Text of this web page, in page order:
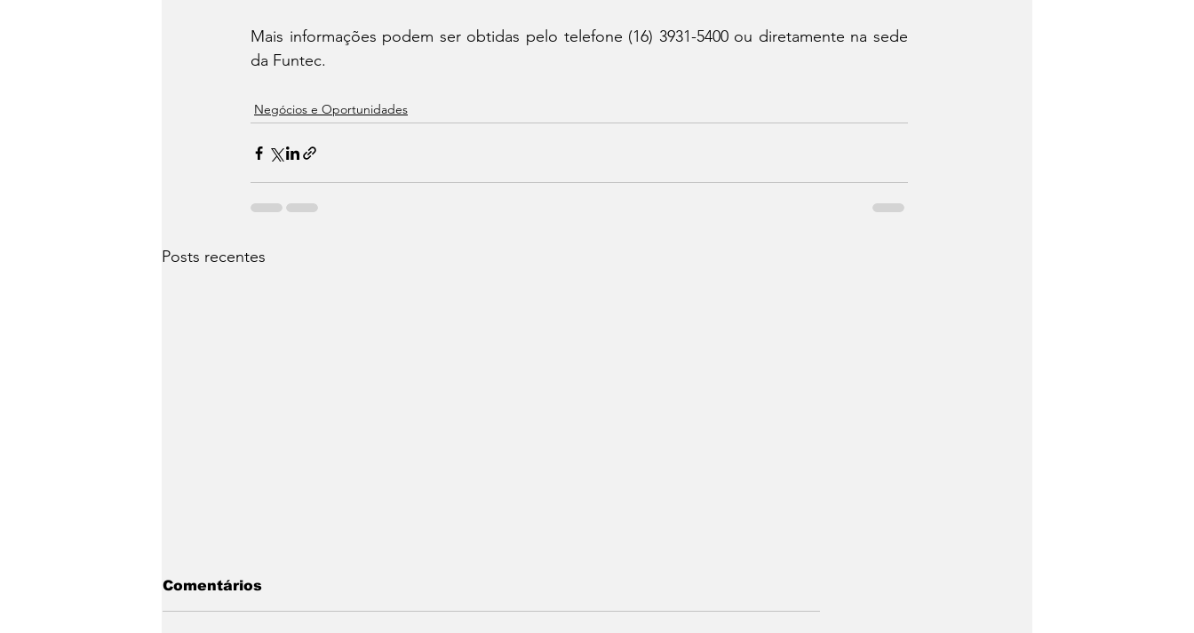
Mais informações podem ser obtidas pelo telefone (16) 3931-5400 ou diretamente na sede
da Funtec.
Negócios e Oportunidades
Posts recentes
Comentários